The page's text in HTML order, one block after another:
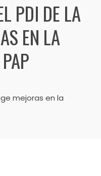
PDI DE LA
EN LA
mejoras en la